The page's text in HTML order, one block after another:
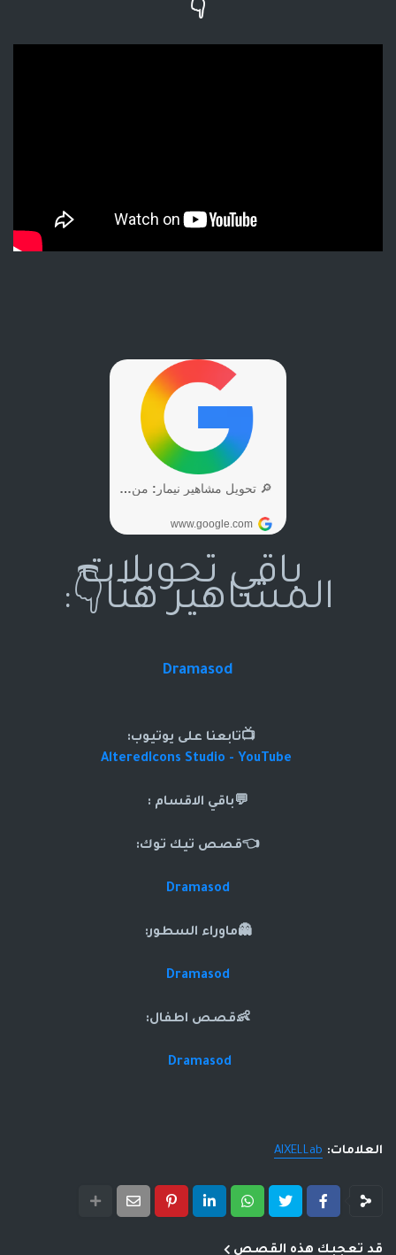
👇
باقي تحويلات
المشاهير هنا👇:
Dramasod
📺تابعنا على يوتيوب:
AlteredIcons Studio - YouTube
💬باقي الاقسام :
👈قصص تيك توك:
Dramasod
👻ماوراء السطور:
Dramasod
👶قصص اطفال:
Dramasod
العلامات: AIXELLab
قد تعجبك هذه القصص